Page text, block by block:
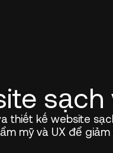
thiết kế website
mỹ và UX để